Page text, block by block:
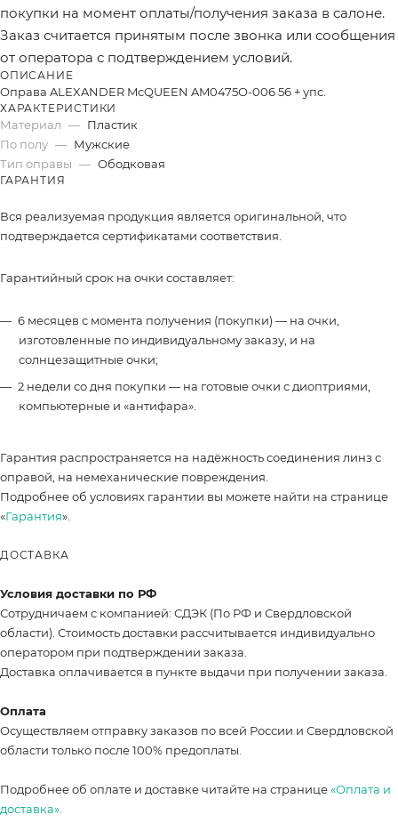
покупки на момент оплаты/получения заказа в салоне.
Заказ считается принятым после звонка или сообщения
от оператора с подтверждением условий.
ОПИСАНИЕ
Оправа ALEXANDER McQUEEN AM0475O-006 56 + упс.
ХАРАКТЕРИСТИКИ
Материал — Пластик
По полу — Мужские
Тип оправы — Ободковая
ГАРАНТИЯ
Вся реализуемая продукция является оригинальной, что
подтверждается сертификатами соответствия.
Гарантийный срок на очки составляет:
6 месяцев с момента получения (покупки) — на очки,
изготовленные по индивидуальному заказу, и на
солнцезащитные очки;
2 недели со дня покупки — на готовые очки с диоптриями,
компьютерные и «антифара».
Гарантия распространяется на надёжность соединения линз с
оправой, на немеханические повреждения.
Подробнее об условиях гарантии вы можете найти на странице
«Гарантия».
ДОСТАВКА
Условия доставки по РФ
Сотрудничаем с компанией: СДЭК (По РФ и Свердловской
области). Стоимость доставки рассчитывается индивидуально
оператором при подтверждении заказа.
Доставка оплачивается в пункте выдачи при получении заказа.
Оплата
Осуществляем отправку заказов по всей России и Свердловской
области только после 100% предоплаты.
Подробнее об оплате и доставке читайте на странице«Оплата и
доставка».